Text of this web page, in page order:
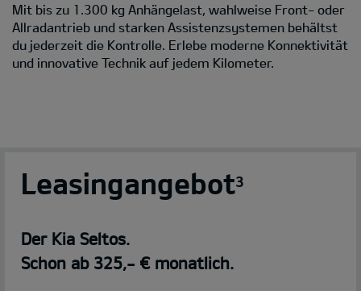
Mit bis zu 1.300 kg Anhängelast, wahlweise Front- oder
Allradantrieb und starken Assistenzsystemen behältst
du jederzeit die Kontrolle. Erlebe moderne Konnektivität
und innovative Technik auf jedem Kilometer.
Leasingangebot3
Der Kia Seltos.
Schon ab 325,- € monatlich.